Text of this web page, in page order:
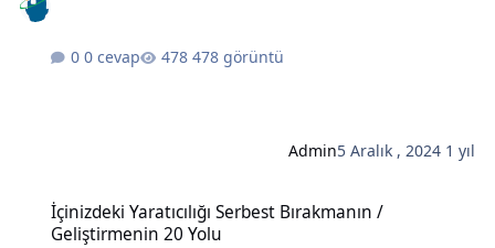
0 cevap 478 görüntü
Admin5 Aralık , 2024 1 yıl
İçinizdeki Yaratıcılığı Serbest Bırakmanın /
Geliştirmenin 20 Yolu